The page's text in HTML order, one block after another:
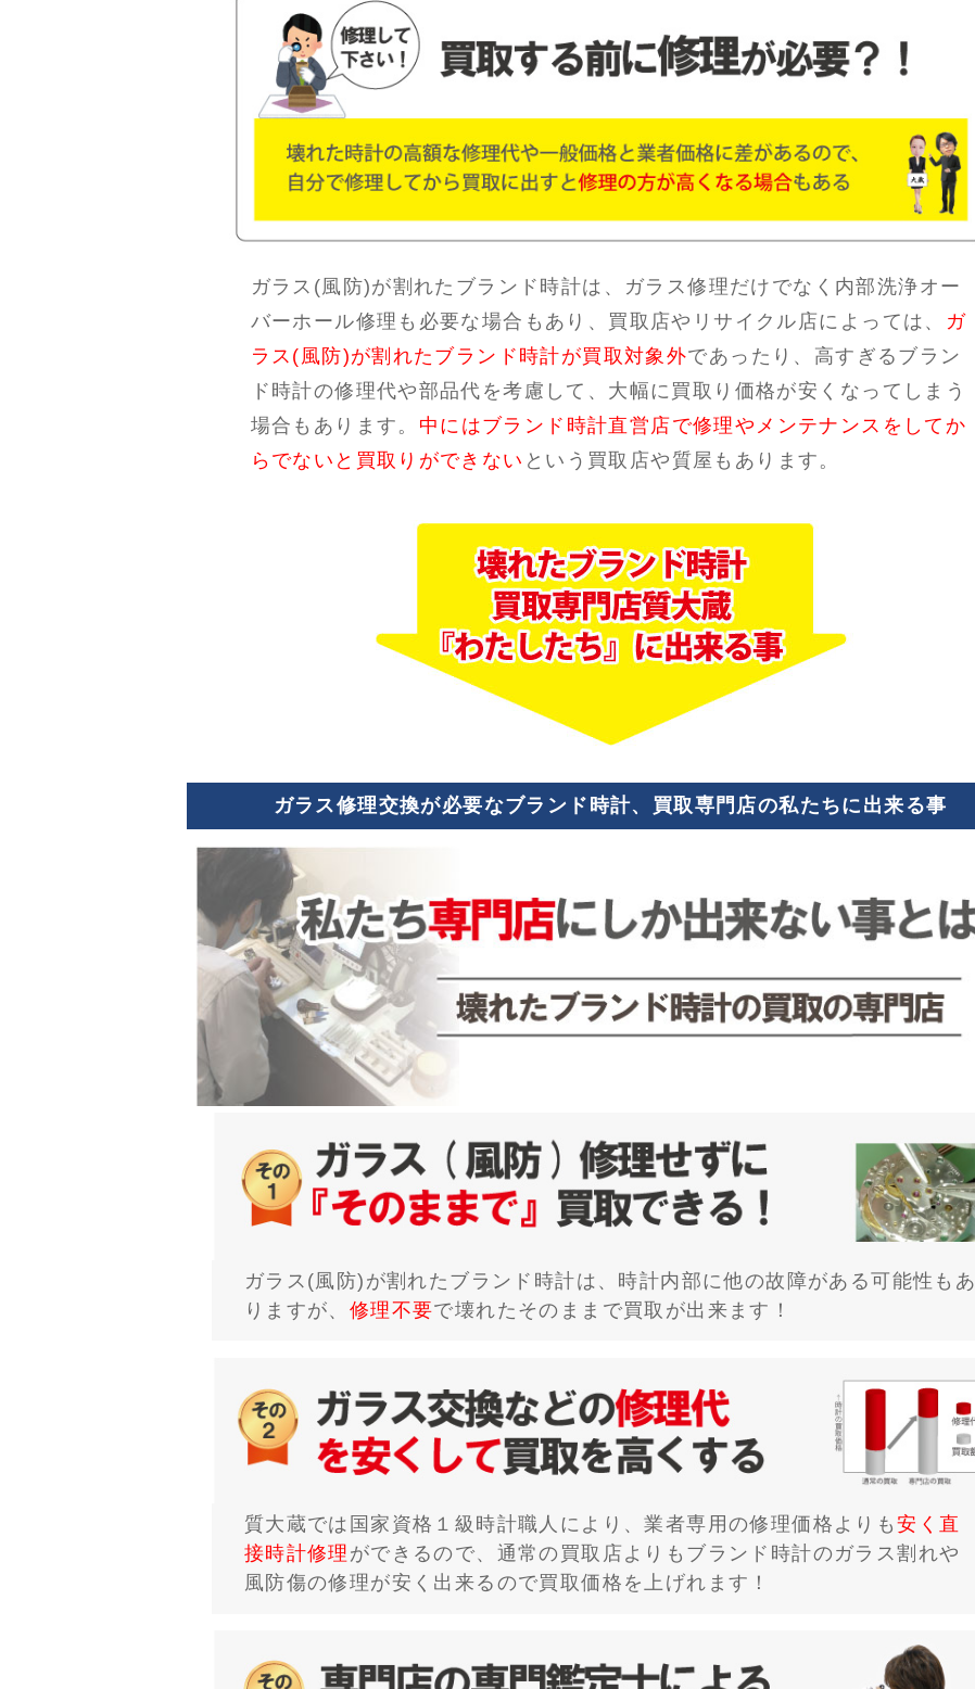
ガラス(風防)が割れたブランド時計は、ガラス修理だけでなく内部洗浄オー
バーホール修理も必要な場合もあり、買取店やリサイクル店によっては、
ガ
ラス(風防)が割れたブランド時計が買取対象外であったり、高すぎるブラン
ド時計の修理代や部品代を考慮して、大幅に買取り価格が安くなってしまう
場合もあります。 中にはブランド時計直営店で修理やメンテナンスをしてか
らでないと買取りができない という買取店や質屋もあります。
ガラス修理交換が必要なブランド時計、買取専門店の私たちに出来る事
ガラス(風防)が割れたブランド時計は、時計内部に他の故障がある可能性もあ
りますが、 修理不要で壊れたそのままで買取が出来ます！
質大蔵では国家資格１級時計職人により、業者専用の修理価格よりも安く直
接時計修理 ができるので、通常の買取店よりもブランド時計のガラス割れや
風防傷の修理が安く出来るので買取価格を上げれます！